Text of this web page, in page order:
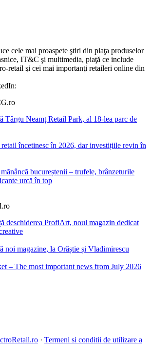
cele mai proaspete ştiri din piaţa produselor
IT&C şi multimedia, piaţă ce include
retail şi cei mai importanţi retaileri online din
Târgu Neamț Retail Park, al 18-lea parc de
încetinesc în 2026, dar investițiile revin în
bucureștenii – trufele, brânzeturile
urcă în top
deschiderea ProfiArt, noul magazin dedicat
noi magazine, la Orăștie și Vladimirescu
– The most important news from July 2026
· Termeni si conditii de utilizare a